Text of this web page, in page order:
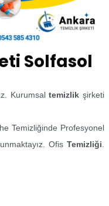
Solfasol
Kurumsaltemizlik şirketi
Temizliğinde Profesyonel
Ofis Temizliği